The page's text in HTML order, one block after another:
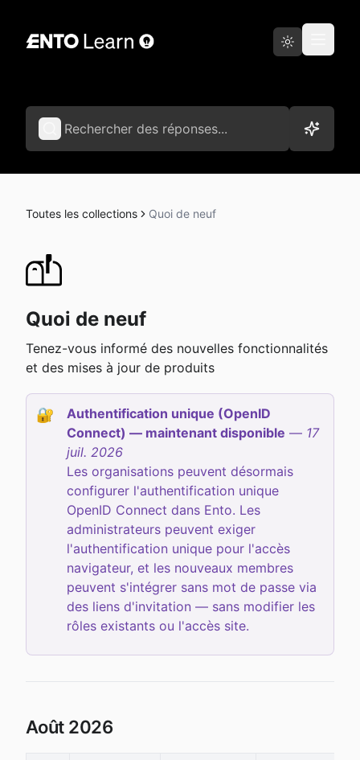
Français
Toutes les collections Quoi de neuf
Quoi de neuf
Tenez-vous informé des nouvelles fonctionnalités
et des mises à jour de produits
🔐
Authentification unique (OpenID
Connect) — maintenant disponible — 17
juil. 2026
Les organisations peuvent désormais
configurer l'authentification unique
OpenID Connect dans Ento. Les
administrateurs peuvent exiger
l'authentification unique pour l'accès
navigateur, et les nouveaux membres
peuvent s'intégrer sans mot de passe via
des liens d'invitation — sans modifier les
rôles existants ou l'accès site.
Août 2026